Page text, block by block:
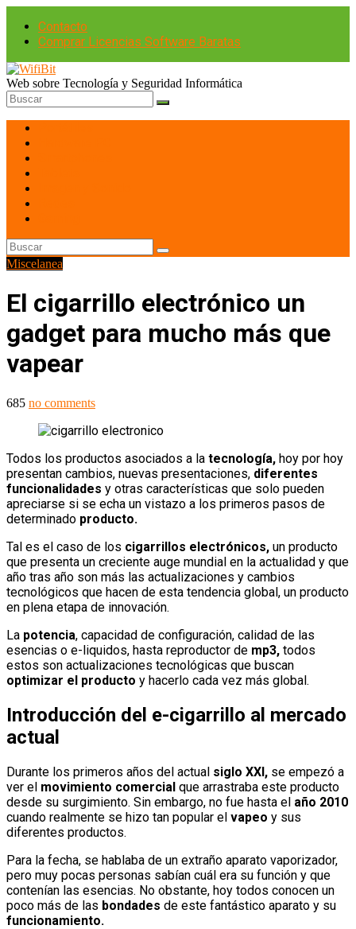
Contacto
Comprar Licencias Software Baratas
Web sobre Tecnología y Seguridad Informática
Miscelanea
El cigarrillo electrónico un
gadget para mucho más que
vapear
685 no comments
Todos los productos asociados a la tecnología, hoy por hoy
presentan cambios, nuevas presentaciones, diferentes
funcionalidades y otras características que solo pueden
apreciarse si se echa un vistazo a los primeros pasos de
determinado producto.
Tal es el caso de los cigarrillos electrónicos, un producto
que presenta un creciente auge mundial en la actualidad y que
año tras año son más las actualizaciones y cambios
tecnológicos que hacen de esta tendencia global, un producto
en plena etapa de innovación.
La potencia, capacidad de configuración, calidad de las
esencias o e-liquidos, hasta reproductor de mp3, todos
estos son actualizaciones tecnológicas que buscan
optimizar el producto y hacerlo cada vez más global.
Introducción del e-cigarrillo al mercado
actual
Durante los primeros años del actual siglo XXI, se empezó a
ver el movimiento comercial que arrastraba este producto
desde su surgimiento. Sin embargo, no fue hasta el año 2010
cuando realmente se hizo tan popular el vapeo y sus
diferentes productos.
Para la fecha, se hablaba de un extraño aparato vaporizador,
pero muy pocas personas sabían cuál era su función y que
contenían las esencias. No obstante, hoy todos conocen un
poco más de las bondades de este fantástico aparato y su
funcionamiento.